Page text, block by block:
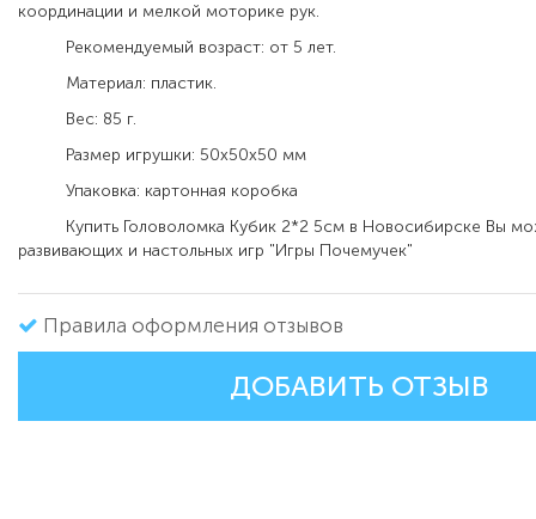
координации и мелкой моторике рук.
Рекомендуемый возраст: от 5 лет.
Материал: пластик.
Вес: 85 г.
Размер игрушки: 50х50х50 мм
Упаковка: картонная коробка
Купить Головоломка Кубик 2*2 5см в Новосибирске Вы
развивающих и настольных игр "Игры Почемучек"
Правила оформления отзывов
ДОБАВИТЬ ОТЗЫВ